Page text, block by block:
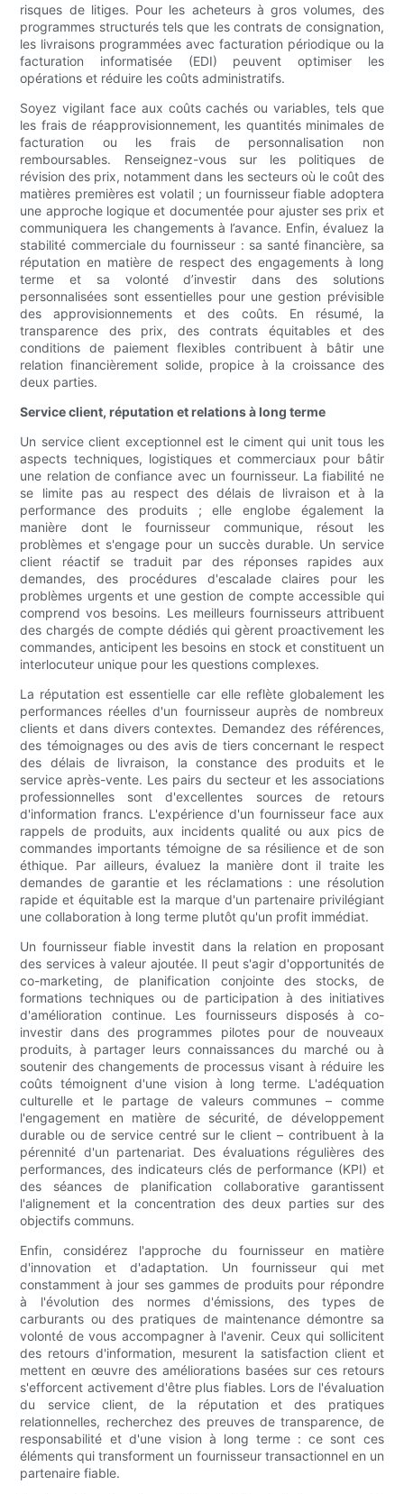
risques de litiges. Pour les acheteurs à gros volumes, des
programmes structurés tels que les contrats de consignation,
les livraisons programmées avec facturation périodique ou la
facturation informatisée (EDI) peuvent optimiser les
opérations et réduire les coûts administratifs.
Soyez vigilant face aux coûts cachés ou variables, tels que
les frais de réapprovisionnement, les quantités minimales de
facturation ou les frais de personnalisation non
remboursables. Renseignez-vous sur les politiques de
révision des prix, notamment dans les secteurs où le coût des
matières premières est volatil ; un fournisseur fiable adoptera
une approche logique et documentée pour ajuster ses prix et
communiquera les changements à l’avance. Enfin, évaluez la
stabilité commerciale du fournisseur : sa santé financière, sa
réputation en matière de respect des engagements à long
terme et sa volonté d’investir dans des solutions
personnalisées sont essentielles pour une gestion prévisible
des approvisionnements et des coûts. En résumé, la
transparence des prix, des contrats équitables et des
conditions de paiement flexibles contribuent à bâtir une
relation financièrement solide, propice à la croissance des
deux parties.
Service client, réputation et relations à long terme
Un service client exceptionnel est le ciment qui unit tous les
aspects techniques, logistiques et commerciaux pour bâtir
une relation de confiance avec un fournisseur. La fiabilité ne
se limite pas au respect des délais de livraison et à la
performance des produits ; elle englobe également la
manière dont le fournisseur communique, résout les
problèmes et s'engage pour un succès durable. Un service
client réactif se traduit par des réponses rapides aux
demandes, des procédures d'escalade claires pour les
problèmes urgents et une gestion de compte accessible qui
comprend vos besoins. Les meilleurs fournisseurs attribuent
des chargés de compte dédiés qui gèrent proactivement les
commandes, anticipent les besoins en stock et constituent un
interlocuteur unique pour les questions complexes.
La réputation est essentielle car elle reflète globalement les
performances réelles d'un fournisseur auprès de nombreux
clients et dans divers contextes. Demandez des références,
des témoignages ou des avis de tiers concernant le respect
des délais de livraison, la constance des produits et le
service après-vente. Les pairs du secteur et les associations
professionnelles sont d'excellentes sources de retours
d'information francs. L'expérience d'un fournisseur face aux
rappels de produits, aux incidents qualité ou aux pics de
commandes importants témoigne de sa résilience et de son
éthique. Par ailleurs, évaluez la manière dont il traite les
demandes de garantie et les réclamations : une résolution
rapide et équitable est la marque d'un partenaire privilégiant
une collaboration à long terme plutôt qu'un profit immédiat.
Un fournisseur fiable investit dans la relation en proposant
des services à valeur ajoutée. Il peut s'agir d'opportunités de
co-marketing, de planification conjointe des stocks, de
formations techniques ou de participation à des initiatives
d'amélioration continue. Les fournisseurs disposés à co-
investir dans des programmes pilotes pour de nouveaux
produits, à partager leurs connaissances du marché ou à
soutenir des changements de processus visant à réduire les
coûts témoignent d'une vision à long terme. L'adéquation
culturelle et le partage de valeurs communes – comme
l'engagement en matière de sécurité, de développement
durable ou de service centré sur le client – ​​contribuent à la
pérennité d'un partenariat. Des évaluations régulières des
performances, des indicateurs clés de performance (KPI) et
des séances de planification collaborative garantissent
l'alignement et la concentration des deux parties sur des
objectifs communs.
Enfin, considérez l'approche du fournisseur en matière
d'innovation et d'adaptation. Un fournisseur qui met
constamment à jour ses gammes de produits pour répondre
à l'évolution des normes d'émissions, des types de
carburants ou des pratiques de maintenance démontre sa
volonté de vous accompagner à l'avenir. Ceux qui sollicitent
des retours d'information, mesurent la satisfaction client et
mettent en œuvre des améliorations basées sur ces retours
s'efforcent activement d'être plus fiables. Lors de l'évaluation
du service client, de la réputation et des pratiques
relationnelles, recherchez des preuves de transparence, de
responsabilité et d'une vision à long terme : ce sont ces
éléments qui transforment un fournisseur transactionnel en un
partenaire fiable.